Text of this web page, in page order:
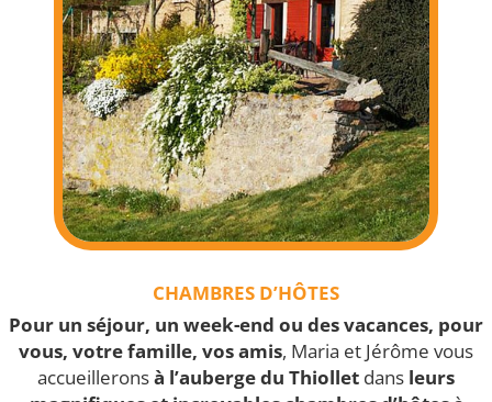
CHAMBRES D’HÔTES
Pour un séjour, un week-end ou des vacances, pour
vous, votre famille, vos amis, Maria et Jérôme vous
accueilleronsà l’auberge du Thiollet dans leurs